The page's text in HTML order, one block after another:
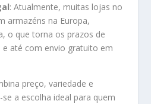
: Atualmente, muitas lojas no
armazéns na Europa,
o que torna os prazos de
e até com envio gratuito em
preço, variedade e
a escolha ideal para quem